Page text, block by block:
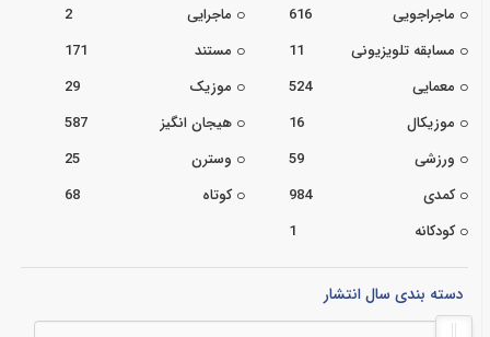
ماجراجویی
616 ماجرایی
2
مسابقه تلویزیونی
11 مستند
171
معمایی
524 موزیک
29
موزیکال
16 هیجان انگیز
587
ورزشی
59 وسترن
25
کمدی
984 کوتاه
68
کودکانه
1
دسته بندی سال انتشار